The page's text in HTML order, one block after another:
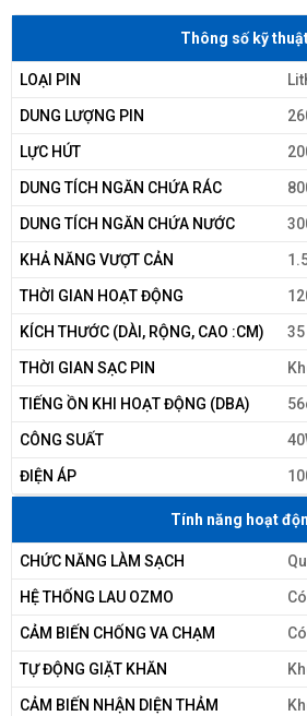
Thông số kỹ
LOẠI PIN
DUNG LƯỢNG PIN
LỰC HÚT
DUNG TÍCH NGĂN CHỨA RÁC
DUNG TÍCH NGĂN CHỨA NƯỚC
KHẢ NĂNG VƯỢT CẢN
THỜI GIAN HOẠT ĐỘNG
KÍCH THƯỚC (DÀI, RỘNG, CAO :CM) 35
THỜI GIAN SẠC PIN
TIẾNG ỒN KHI HOẠT ĐỘNG (DBA)
CÔNG SUẤT
ĐIỆN ÁP
Tính năng hoạt
CHỨC NĂNG LÀM SẠCH
HỆ THỐNG LAU OZMO Có
CẢM BIẾN CHỐNG VA CHẠM Có
TỰ ĐỘNG GIẶT KHĂN
CẢM BIẾN NHẬN DIỆN THẢM